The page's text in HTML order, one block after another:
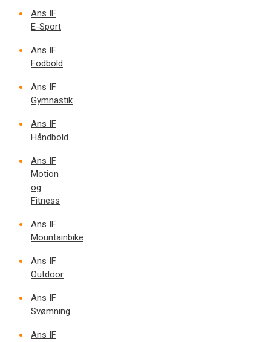
Ans IF
E-Sport
Ans IF
Fodbold
Ans IF
Gymnastik
Ans IF
Håndbold
Ans IF
Motion
og
Fitness
Ans IF
Mountainbike
Ans IF
Outdoor
Ans IF
Svømning
Ans IF